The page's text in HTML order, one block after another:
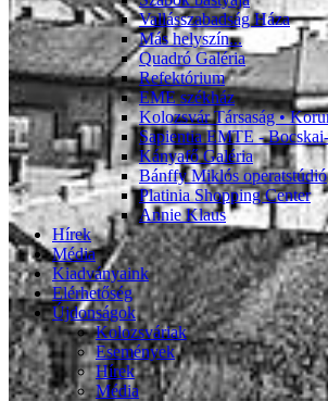
Vallásszabadság Háza
Más helyszín...
Quadró Galéria
Refektórium
EME székház
Kolozsvár Társaság •
Sapientia EMTE -
Kányafő Galéria
Bánffy Miklós operatstúdió
Platinia Shopping Center
Annie Klaus
Hírek
Média
Kiadványaink
Elérhetőség
Újdonságok
Kolozsváriak
Események
Hírek
Média